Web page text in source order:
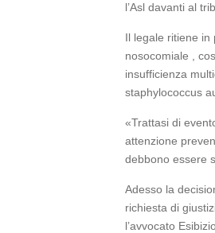
l’Asl davanti al
Il legale ritiene in
nosocomiale ,
insufficienza
staphylococcus
«Trattasi di
attenzione
debbono essere
Adesso la
richiesta di
l’avvocato